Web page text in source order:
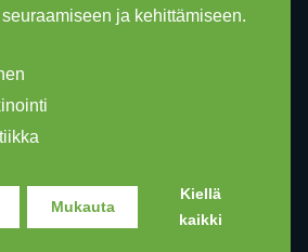
ja kehittämiseen.
Mukauta
Kiellä
kaikki
Bike, Ski-Outlet Finland Oy